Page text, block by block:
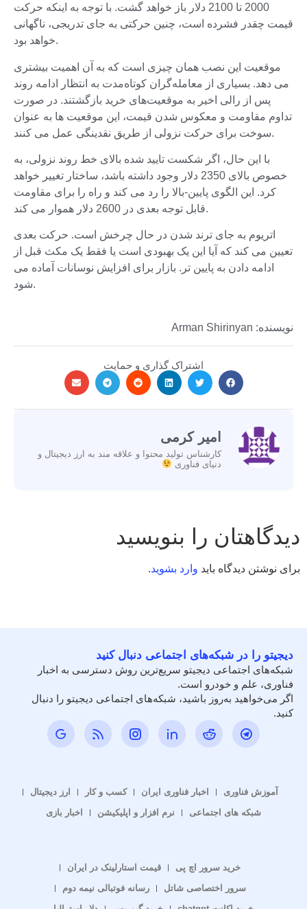
2000 تا 2100 دلار باز خواهد گشت. با توجه به اینکه حرکت
قیمت چقدر فشرده است، چنین حرکتی به جای تدریجی، ناگهانی
خواهد بود.
موقعیت این نصب همان چیزی است که به آن اهمیت بیشتری
می دهد. بسیاری از معامله‌گران کوتاه‌مدت به انتظار ادامه روند
پس از رالی اخیر به موقعیت‌های خرید بازگشتند. در صورت
تداوم مقاومت و معکوس شدن قیمت، این موقعیت ها به عنوان
سوخت برای حرکت نزولی از طریق نقدینگی عمل می کنند.
با این حال، اگر شکست تایید شده بالای خط روند نزولی، به
خصوص بالای 2350 دلار وجود داشته باشد، ساختار تغییر خواهد
کرد. این الگوی پایین-بالا را رد می کند و راه را برای مقاومت
قابل توجه بعدی در 2600 دلار هموار می کند.
اتریوم به جای ترند شدن در حال چرخش است. حرکت بعدی
تعیین می کند که آیا این یک بهبودی است یا فقط یک مکث قبل از
ادامه دادن به پایین تر. بازار برای افزایش نوسانات آماده می
شود.
نویسنده: Arman Shirinyan
اشتراک گذاری و حمایت
امیر کرمی
کارشناس تولید محتوا و علاقه مند به ارز دیجیتال و
دنیای فناوری
دیدگاهتان را بنویسید
برای نوشتن دیدگاه باید وارد بشوید.
دیجیتو را در شبکه‌های اجتماعی دنبال کنید
شبکه‌های اجتماعی دیجیتو سریع‌ترین روش دسترسی به اخبار
فناوری، علم و خودرو است.
اگر می‌خواهید به‌روز باشید، شبکه‌های اجتماعی دیجیتو را دنبال
کنید.
آموزش فناوری اخبار فناوری ایران کسب و کار
ارز دیجیتال
شبکه های اجتماعی
نرم افزار و اپلیکیشن اخبار بازی
خرید سرور اچ پی
قیمت استارلینک در ایران
سرور اختصاصی شاتل
رسانه فوتبالی نیمه دوم